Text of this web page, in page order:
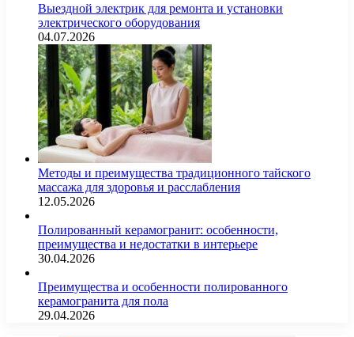
Выездной электрик для ремонта и установки
электрического оборудования
04.07.2026
Методы и преимущества традиционного тайского
массажа для здоровья и расслабления
12.05.2026
Полированный керамогранит: особенности,
преимущества и недостатки в интерьере
30.04.2026
Преимущества и особенности полированного
керамогранита для пола
29.04.2026